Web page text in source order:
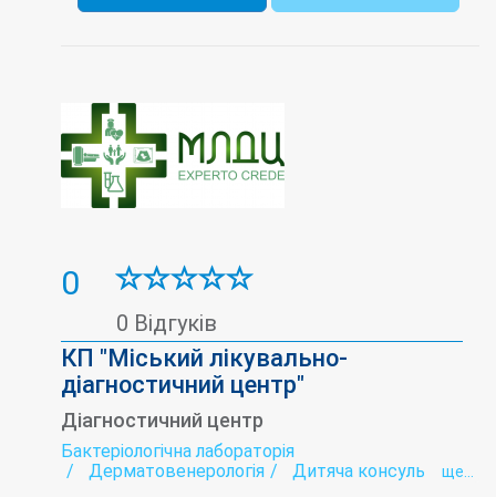
0
0 Відгуків
КП "Міський лікувально-
діагностичний центр"
Діагностичний центр
Бактеріологічна лабораторія
Дерматовенерологія
Дитяча консультація
ще...